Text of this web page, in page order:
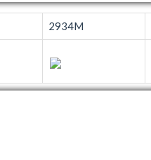
2934M